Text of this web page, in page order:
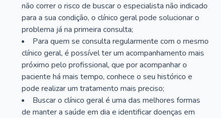
não correr o risco de buscar o especialista não indicado
para a sua condição, o clínico geral pode solucionar o
problema já na primeira consulta;
Para quem se consulta regularmente com o mesmo
clínico geral, é possível ter um acompanhamento mais
próximo pelo profissional, que por acompanhar o
paciente há mais tempo, conhece o seu histórico e
pode realizar um tratamento mais preciso;
Buscar o clínico geral é uma das melhores formas
de manter a saúde em dia e identificar doenças em